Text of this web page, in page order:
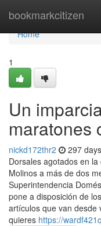
bookmarkcitizen
Home
Home
1
Un
maratones
nickd172thr2 297
Dorsales agotados en
Molinos a más de dos
Superintendencia
pone a disposición de
artículos que van desde
quieres https://